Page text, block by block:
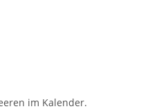
im Kalender.